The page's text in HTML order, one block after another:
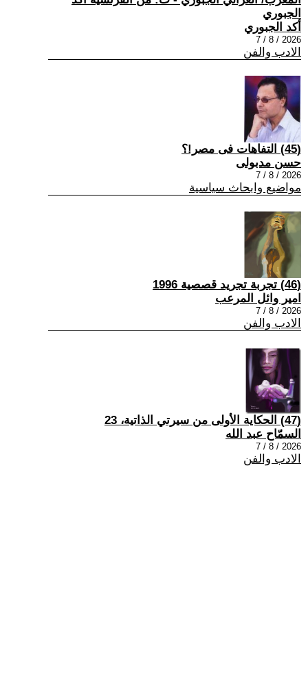
الجبوري
أكد الجبوري
2026 / 8 / 7
الادب والفن
(45) التفاهات فى مصر!؟
حسن مدبولى
2026 / 8 / 7
مواضيع وابحاث سياسية
(46) تجربة تجريد قصصية 1996
امير وائل المرعب
2026 / 8 / 7
الادب والفن
(47) الحكاية الأولى من سيرتي الذاتية، 23
السمّاح عبد الله
2026 / 8 / 7
الادب والفن